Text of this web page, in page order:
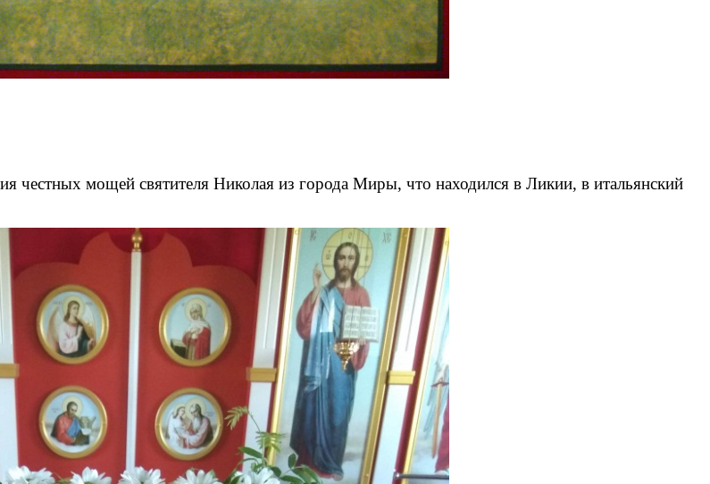
честных мощей святителя Николая из города Миры, что находился в Ликии, в итальянский